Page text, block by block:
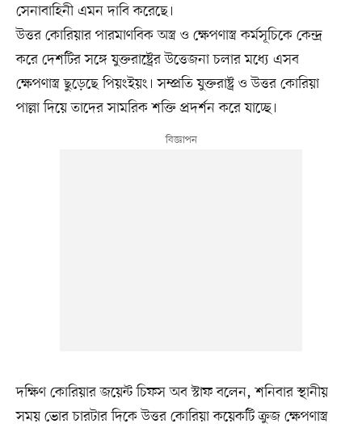
সেনাবাহিনী এমন দাবি করেছে।
উত্তর কোরিয়ার পারমাণবিক অস্ত্র ও ক্ষেপণাস্ত্র কর্মসূচিকে কেন্দ্র
করে দেশটির সঙ্গে যুক্তরাষ্ট্রের উত্তেজনা চলার মধ্যে এসব
ক্ষেপণাস্ত্র ছুড়েছে পিয়ংইয়ং। সম্প্রতি যুক্তরাষ্ট্র ও উত্তর কোরিয়া
পাল্লা দিয়ে তাদের সামরিক শক্তি প্রদর্শন করে যাচ্ছে।
দক্ষিণ কোরিয়ার জয়েন্ট চিফস অব স্টাফ বলেন, শনিবার স্থানীয়
সময় ভোর চারটার দিকে উত্তর কোরিয়া কয়েকটি ক্রুজ ক্ষেপণাস্ত্র